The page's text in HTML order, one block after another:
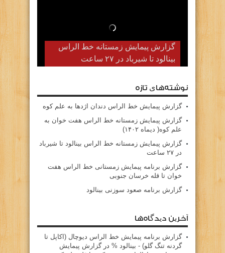
گزارش پیمایش زمستانه خط الراس
بینالود تا شیرباد در ۲۷ ساعت
نوشته‌های تازه
گزارش پیمایش خط الراس دندان اژدها به علم کوه
گزارش پیمایش زمستانه خط الراس هفت خوان به
علم کوه( دیماه ۱۴۰۲)
گزارش پیمایش زمستانه خط الراس بینالود تا شیرباد
در ۲۷ ساعت
گزارش برنامه پیمایش زمستانی خط الراس هفت
خوان تا قله خرسان جنوبی
گزارش برنامه صعود سوزنی بینالود
آخرین دیدگاه‌ها
گزارش برنامه پيمايش خط الراس ديوچال (اكاپل تا
گردنه تنگ گلو) - بينالود % درگزارش پیمایش